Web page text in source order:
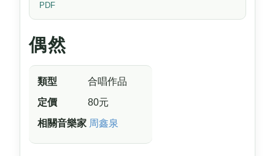
PDF
偶然
類型
合唱作品
定價
80元
相關音樂家 周鑫泉